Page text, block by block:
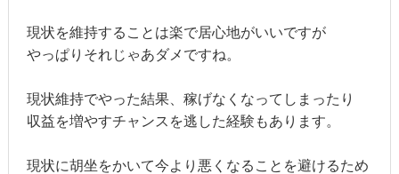
現状を維持することは楽で居心地がいいですが
やっぱりそれじゃあダメですね。
現状維持でやった結果、稼げなくなってしまったり
収益を増やすチャンスを逃した経験もあります。
現状に胡坐をかいて今より悪くなることを避けるため